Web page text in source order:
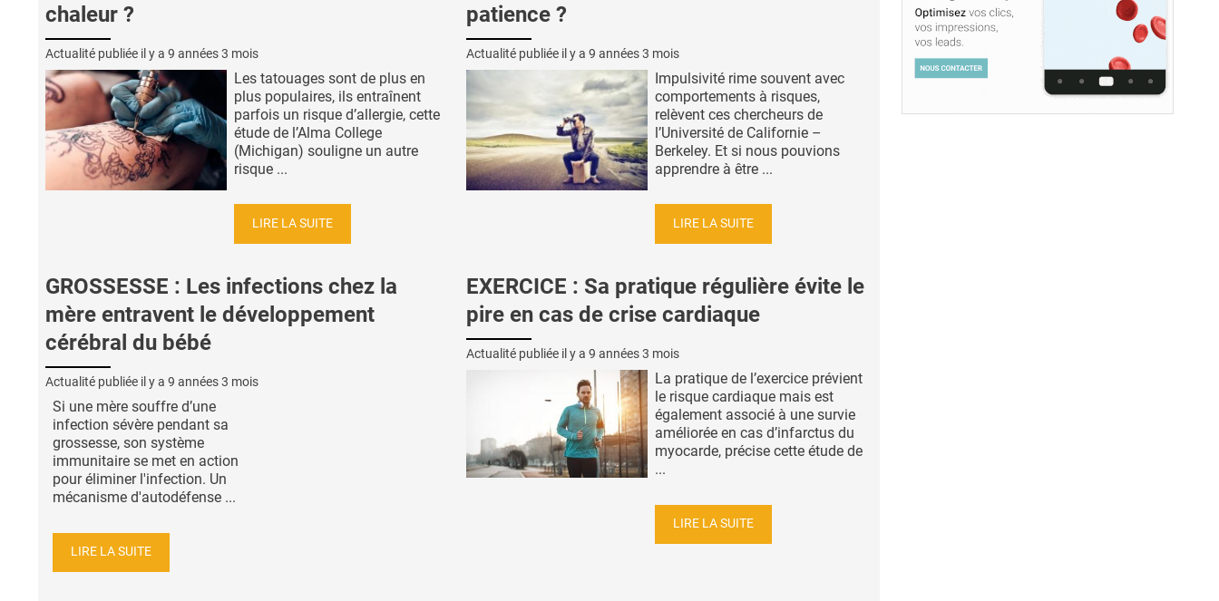
chaleur ?
Actualité publiée il y a 9 années 3 mois
Les tatouages ​​sont de plus en
plus populaires, ils entraînent
parfois un risque d’allergie, cette
étude de l’Alma College
(Michigan) souligne un autre
risque ...
LIRE LA SUITE
patience ?
Actualité publiée il y a 9 années 3 mois
Impulsivité rime souvent avec
comportements à risques,
relèvent ces chercheurs de
l’Université de Californie –
Berkeley. Et si nous pouvions
apprendre à être ...
LIRE LA SUITE
GROSSESSE : Les infections chez la
mère entravent le développement
cérébral du bébé
Actualité publiée il y a 9 années 3 mois
Si une mère souffre d’une
infection sévère pendant sa
grossesse, son système
immunitaire se met en action
pour éliminer l'infection. Un
mécanisme d'autodéfense ...
LIRE LA SUITE
EXERCICE : Sa pratique régulière évite le
pire en cas de crise cardiaque
Actualité publiée il y a 9 années 3 mois
La pratique de l’exercice prévient
le risque cardiaque mais est
également associé à une survie
améliorée en cas d’infarctus du
myocarde, précise cette étude de
...
LIRE LA SUITE